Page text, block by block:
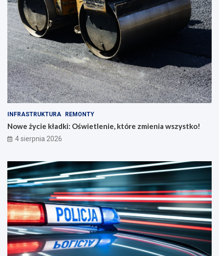
INFRASTRUKTURA REMONTY
Nowe życie kładki: Oświetlenie, które zmienia wszystko!
4 sierpnia 2026